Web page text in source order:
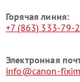
Горячая линия:
+7 (863) 333-79-
Электронная
info@canon-